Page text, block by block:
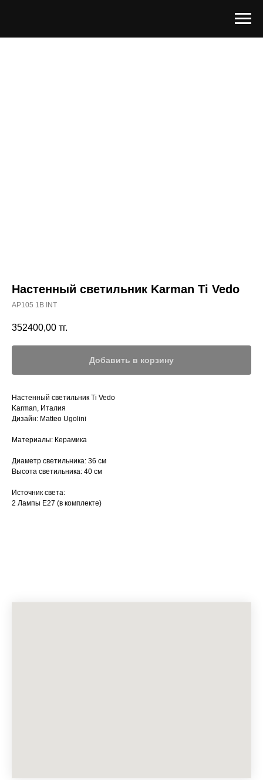
Настенный светильник Karman Ti Vedo
AP105 1B INT
352400,00 тг.
Добавить в корзину
Настенный светильник Ti Vedo
Karman, Италия
Дизайн: Matteo Ugolini
Материалы: Керамика
Диаметр светильника: 36 см
Высота светильника: 40 см
Источник света:
2 Лампы Е27 (в комплекте)